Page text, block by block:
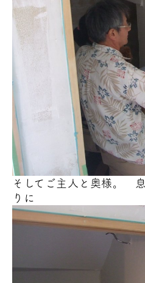
そしてご主人と奥様。
りに